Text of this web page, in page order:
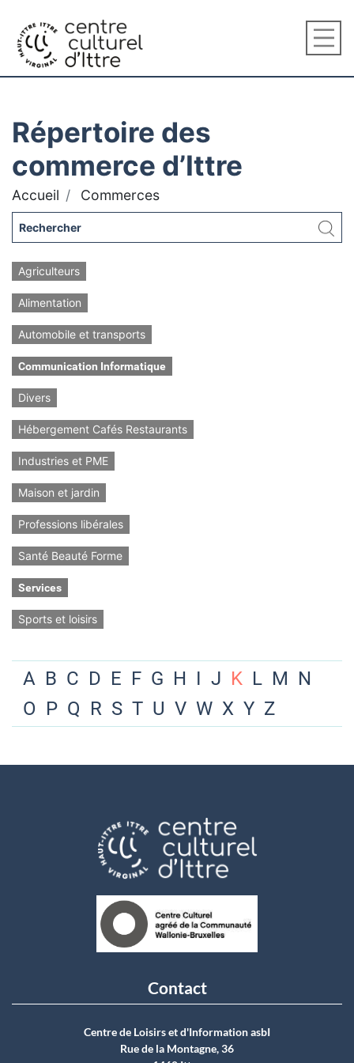
Répertoire des
commerce d’Ittre
Accueil Commerces
Agriculteurs
Alimentation
Automobile et transports
Communication Informatique
Divers
Hébergement Cafés Restaurants
Industries et PME
Maison et jardin
Professions libérales
Santé Beauté Forme
Services
Sports et loisirs
A B C D E F G H I J K L M N
O P Q R S T U V W X Y Z
Contact
Centre de Loisirs et d'Information asbI
Rue de la Montagne, 36